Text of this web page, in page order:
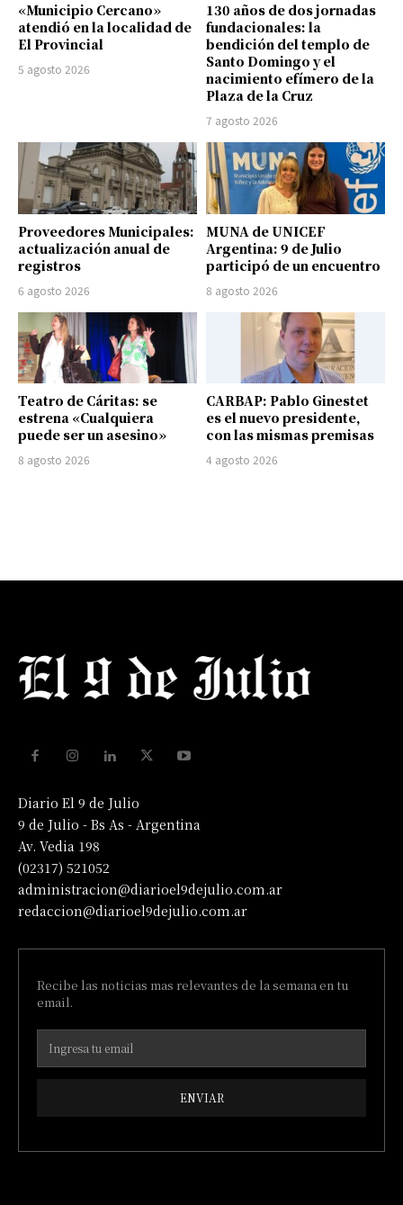
«Municipio Cercano»
atendió en la localidad de
El Provincial
5 agosto 2026
130 años de dos jornadas
fundacionales: la
bendición del templo de
Santo Domingo y el
nacimiento efímero de la
Plaza de la Cruz
7 agosto 2026
Proveedores Municipales:
actualización anual de
registros
6 agosto 2026
MUNA de UNICEF
Argentina: 9 de Julio
participó de un encuentro
8 agosto 2026
Teatro de Cáritas: se
estrena «Cualquiera
puede ser un asesino»
8 agosto 2026
CARBAP: Pablo Ginestet
es el nuevo presidente,
con las mismas premisas
4 agosto 2026
Diario El 9 de Julio
9 de Julio - Bs As - Argentina
Av. Vedia 198
(02317) 521052
administracion@diarioel9dejulio.com.ar
redaccion@diarioel9dejulio.com.ar
Recibe las noticias mas relevantes de la semana en tu
email.
ENVIAR